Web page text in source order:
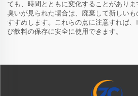
ても、時間とともに変化することがあり
臭いが見られた場合は、廃棄して新しい
すすめします。これらの点に注意すれば、
び飲料の保存に安全に使用できます。